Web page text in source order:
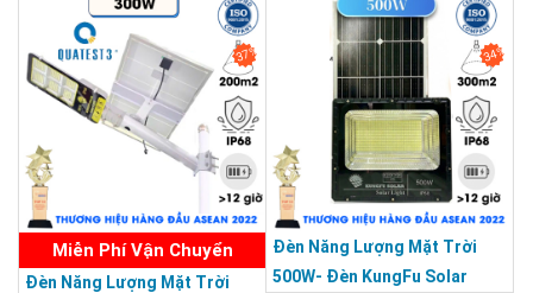
THƯƠNG HIỆU HÀNG ĐẦU ASEAN 2022
37%
Miễn Phí Vận Chuyển
Đèn Năng Lượng Mặt Trời
34%
Đèn Năng Lượng Mặt Trời
500W- Đèn KungFu Solar